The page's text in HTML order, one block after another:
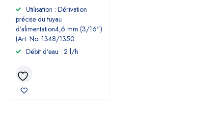
Utilisation : Dérivation
précise du tuyau
d'alimentation4,6 mm (3/16")
(Art. No. 1348/1350
Débit d'eau : 2 l/h